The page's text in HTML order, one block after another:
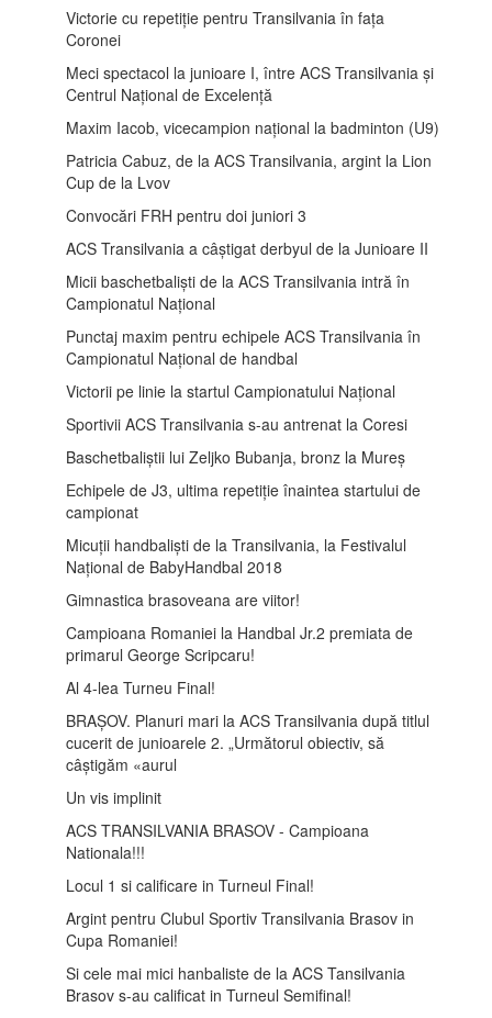
Victorie cu repetiție pentru Transilvania în fața
Coronei
Meci spectacol la junioare I, între ACS Transilvania și
Centrul Național de Excelență
Maxim Iacob, vicecampion național la badminton (U9)
Patricia Cabuz, de la ACS Transilvania, argint la Lion
Cup de la Lvov
Convocări FRH pentru doi juniori 3
ACS Transilvania a câștigat derbyul de la Junioare II
Micii baschetbaliști de la ACS Transilvania intră în
Campionatul Național
Punctaj maxim pentru echipele ACS Transilvania în
Campionatul Național de handbal
Victorii pe linie la startul Campionatului Național
Sportivii ACS Transilvania s-au antrenat la Coresi
Baschetbaliștii lui Zeljko Bubanja, bronz la Mureș
Echipele de J3, ultima repetiție înaintea startului de
campionat
Micuții handbaliști de la Transilvania, la Festivalul
Național de BabyHandbal 2018
Gimnastica brasoveana are viitor!
Campioana Romaniei la Handbal Jr.2 premiata de
primarul George Scripcaru!
Al 4-lea Turneu Final!
BRAȘOV. Planuri mari la ACS Transilvania după titlul
cucerit de junioarele 2. „Următorul obiectiv, să
câștigăm «aurul
Un vis implinit
ACS TRANSILVANIA BRASOV - Campioana
Nationala!!!
Locul 1 si calificare in Turneul Final!
Argint pentru Clubul Sportiv Transilvania Brasov in
Cupa Romaniei!
Si cele mai mici hanbaliste de la ACS Tansilvania
Brasov s-au calificat in Turneul Semifinal!